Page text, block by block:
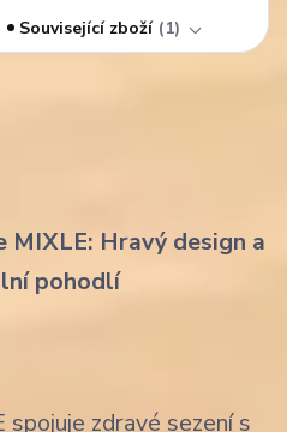
Související zboží 1
Hravý design a
pohodlí
spojuje zdravé sezení s